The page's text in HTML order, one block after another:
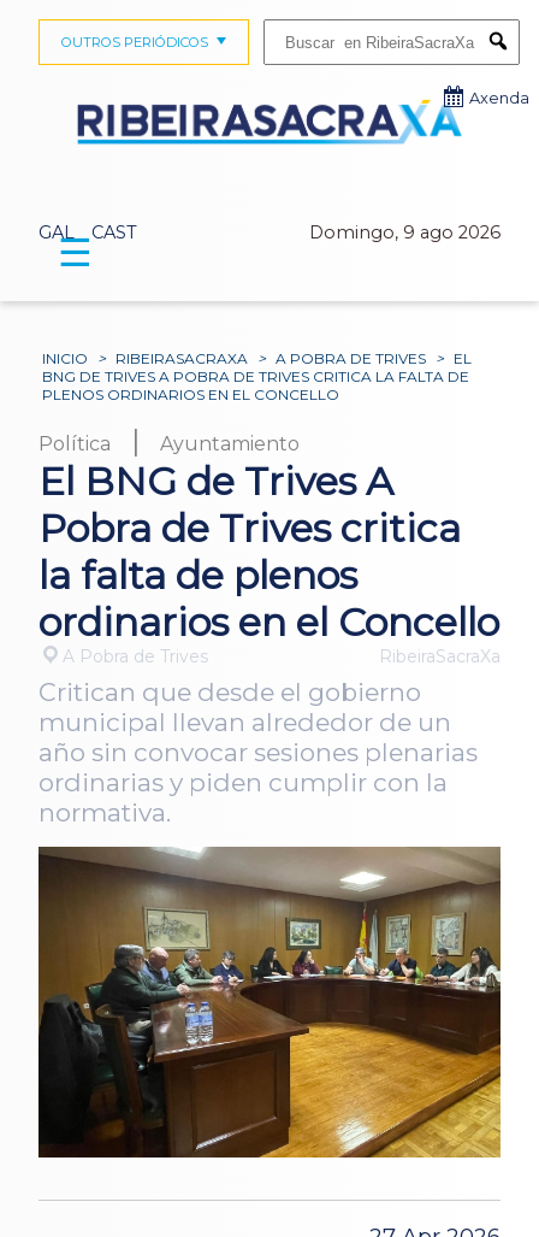
GAL CAST Domingo, 9 ago 2026
OUTROS PERIÓDICOS
Axenda
☰
INICIO > RIBEIRASACRAXA > A POBRA DE TRIVES > EL
BNG DE TRIVES A POBRA DE TRIVES CRITICA LA FALTA DE
PLENOS ORDINARIOS EN EL CONCELLO
Política | Ayuntamiento
El BNG de Trives A
Pobra de Trives critica
la falta de plenos
ordinarios en el Concello
A Pobra de Trives RibeiraSacraXa
Critican que desde el gobierno
municipal llevan alrededor de un
año sin convocar sesiones plenarias
ordinarias y piden cumplir con la
normativa.